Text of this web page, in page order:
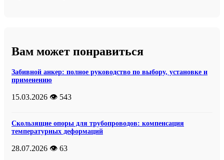
Вам может понравиться
Забивной анкер: полное руководство по выбору, установке и
применению
15.03.2026 👁️ 543
Скользящие опоры для трубопроводов: компенсация
температурных деформаций
28.07.2026 👁️ 63